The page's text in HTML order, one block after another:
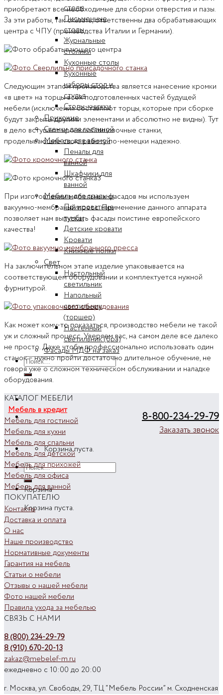
столы
Письменные
столы
Журнальные
столики
Кухонные столы
Кухонные
наборы стол и
стулья
Столы-книжки
Прихожие
Стенки для гостиной
Мебель для ванной
Пеналы для
ванной
Шкафчики для
ванной
Мебель для спальни
Прикроватные
тумбы
Детские кровати
Кровати
Книжные полки
Свет
Настольный
светильник
Напольный
светильник
(торшер)
Настенный
светильник (бра)
Фасады МДФ на заказ
Искать:
8-800-234-29-79
Заказать звонок
Корзина пуста.
Искать:
Корзина
Корзина пуста.
приобретают все необходимые для сборки отверстия и пазы.
За эти работы, так сказать, ответственны два обрабатывающих
центра с ЧПУ (производства Италии и Германии).
Следующим этапом производства является нанесение кромки
«в цвет» на торцы всех подготовленных частей будущей
мебели (исключения составляют торцы, которые при сборке
будут закрыты другими элементами и абсолютно не видны). Тут
в дело вступают кромкооблицовочные станки,
проделывающие свою работу по-немецки надежно.
При изготовлении мебельных фасадов мы используем
вакуумно-мембраный пресс. Применение данного аппарата
позволяет нам выпускать фасады поистине европейского
качества!
На заключительном этапе изделие упаковывается на
соответствующем оборудовании и комплектуется нужной
фурнитурой.
Как может кому-то показаться, производство мебели не такой
уж и сложный процесс. Уверяем вас, на самом деле все далеко
не просто. Даже чтобы профессионально использовать один
станок – нужно пройти достаточно длительное обучение, не
говоря уже о сложном техническом обслуживании и наладке
оборудования.
КАТАЛОГ МЕБЕЛИ
Мебель в кредит
Мебель для гостиной
Мебель для кухни
Мебель для спальни
Мебель для детской
Мебель для прихожей
Мебель для офиса
Мебель для ванной
ПОКУПАТЕЛЮ
Контакты
Доставка и оплата
О нас
Наше производство
Нормативные документы
Гарантия на мебель
Статьи о мебели
Отзывы о нашей мебели
Фото нашей мебели
Правила ухода за мебелью
СВЯЗЬ С НАМИ
8 (800) 234-29-79
8 (910) 670-20-13
zakaz@mebelef-m.ru
ежедневно с 10:00 до 20:00
г. Москва, ул. Свободы, 29, ТЦ “Мебель России” м. Сходненская